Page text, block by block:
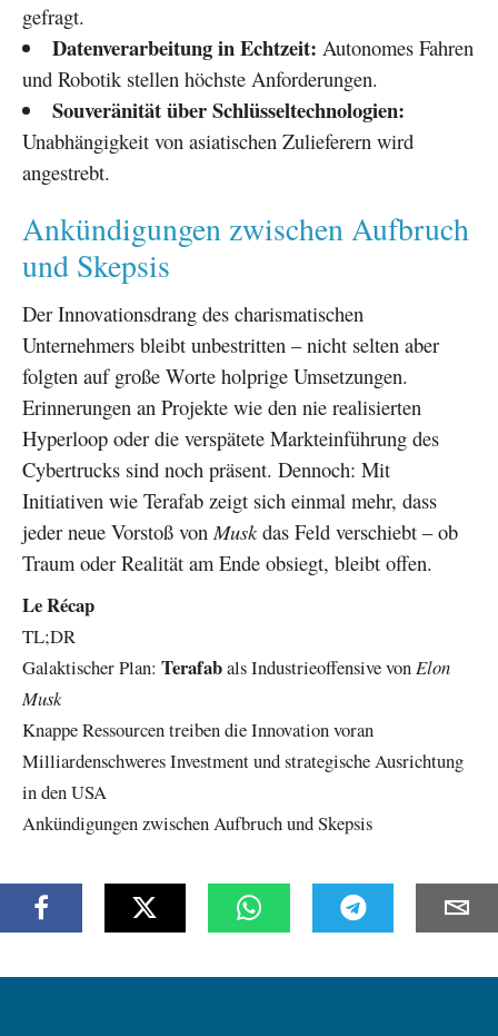
gefragt.
Datenverarbeitung in Echtzeit: Autonomes Fahren
und Robotik stellen höchste Anforderungen.
Souveränität über Schlüsseltechnologien:
Unabhängigkeit von asiatischen Zulieferern wird
angestrebt.
Ankündigungen zwischen Aufbruch
und Skepsis
Der Innovationsdrang des charismatischen
Unternehmers bleibt unbestritten – nicht selten aber
folgten auf große Worte holprige Umsetzungen.
Erinnerungen an Projekte wie den nie realisierten
Hyperloop oder die verspätete Markteinführung des
Cybertrucks sind noch präsent. Dennoch: Mit
Initiativen wie Terafab zeigt sich einmal mehr, dass
jeder neue Vorstoß vonMuskdas Feld verschiebt – ob
Traum oder Realität am Ende obsiegt, bleibt offen.
Le Récap
TL;DR
Galaktischer Plan: Terafabals Industrieoffensive vonElon
Musk
Knappe Ressourcen treiben die Innovation voran
Milliardenschweres Investment und strategische Ausrichtung
in den USA
Ankündigungen zwischen Aufbruch und Skepsis